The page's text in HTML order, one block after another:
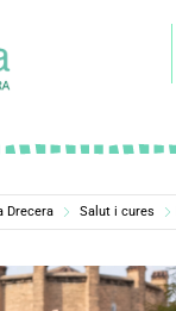
Drecera Salut i cures